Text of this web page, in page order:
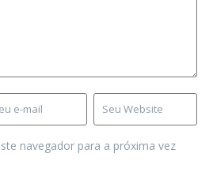
navegador para a próxima vez